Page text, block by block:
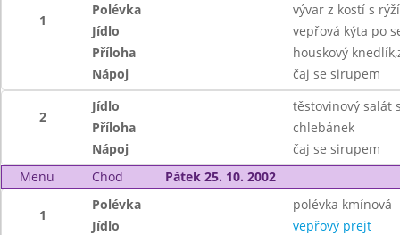
1
Polévka
vývar z kostí s
Jídlo
vepřová kýta po
Příloha
houskový
Nápoj
čaj se sirupem
2
Jídlo
těstovinový salát
Příloha
chlebánek
Nápoj
čaj se sirupem
Menu
Chod Pátek 25. 10. 2002
1
Polévka
polévka kmínová
Jídlo
vepřový prejt